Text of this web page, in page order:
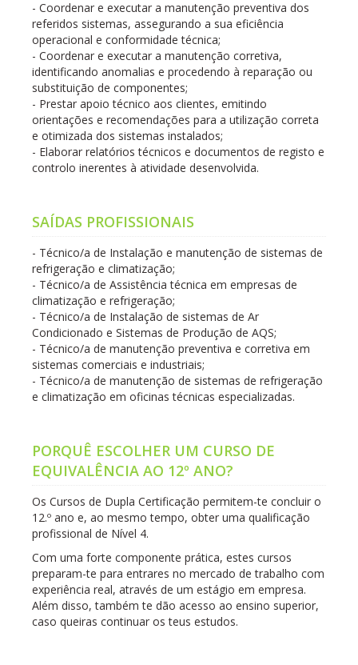
- Coordenar e executar a manutenção preventiva dos
referidos sistemas, assegurando a sua eficiência
operacional e conformidade técnica;
- Coordenar e executar a manutenção corretiva,
identificando anomalias e procedendo à reparação ou
substituição de componentes;
- Prestar apoio técnico aos clientes, emitindo
orientações e recomendações para a utilização correta
e otimizada dos sistemas instalados;
- Elaborar relatórios técnicos e documentos de registo e
controlo inerentes à atividade desenvolvida.
SAÍDAS PROFISSIONAIS
- Técnico/a de Instalação e manutenção de sistemas de
refrigeração e climatização;
- Técnico/a de Assistência técnica em empresas de
climatização e refrigeração;
- Técnico/a de Instalação de sistemas de Ar
Condicionado e Sistemas de Produção de AQS;
- Técnico/a de manutenção preventiva e corretiva em
sistemas comerciais e industriais;
- Técnico/a de manutenção de sistemas de refrigeração
e climatização em oficinas técnicas especializadas.
PORQUÊ ESCOLHER UM CURSO DE
EQUIVALÊNCIA AO 12º ANO?
Os Cursos de Dupla Certificação permitem-te concluir o
12.º ano e, ao mesmo tempo, obter uma qualificação
profissional de Nível 4.
Com uma forte componente prática, estes cursos
preparam-te para entrares no mercado de trabalho com
experiência real, através de um estágio em empresa.
Além disso, também te dão acesso ao ensino superior,
caso queiras continuar os teus estudos.